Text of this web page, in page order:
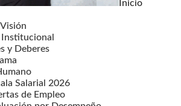
Inicio
y Deberes
Salarial 2026
de Empleo